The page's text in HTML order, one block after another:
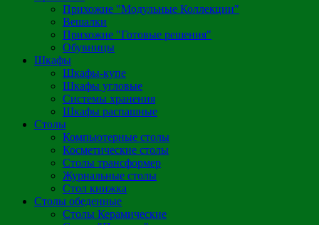
Прихожие "Модульные Коллекции"
Вешалки
Прихожие "Готовые решения"
Обувницы
Шкафы
Шкафы-купе
Шкафы угловые
Системы хранения
Шкафы распашные
Столы
Компьютерные столы
Косметические столы
Столы трансформер
Журнальные столы
Стол книжка
Столы обеденные
Столы Керамические